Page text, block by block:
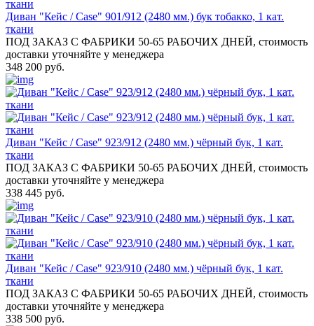
Диван "Кейс / Case" 901/912 (2480 мм.) бук тобакко, 1 кат.
ткани
ПОД ЗАКАЗ С ФАБРИКИ 50-65 РАБОЧИХ ДНЕЙ, стоимость
доставки уточняйте у менеджера
348 200 руб.
Диван "Кейс / Case" 923/912 (2480 мм.) чёрный бук, 1 кат.
ткани
ПОД ЗАКАЗ С ФАБРИКИ 50-65 РАБОЧИХ ДНЕЙ, стоимость
доставки уточняйте у менеджера
338 445 руб.
Диван "Кейс / Case" 923/910 (2480 мм.) чёрный бук, 1 кат.
ткани
ПОД ЗАКАЗ С ФАБРИКИ 50-65 РАБОЧИХ ДНЕЙ, стоимость
доставки уточняйте у менеджера
338 500 руб.